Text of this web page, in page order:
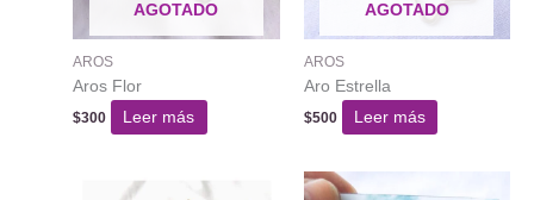
AGOTADO
AROS
Aros Flor
$300 Leer más
AGOTADO
AROS
Aro Estrella
$500 Leer más